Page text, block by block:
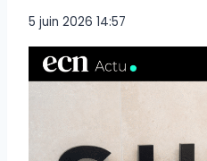
5 juin 2026 14:57